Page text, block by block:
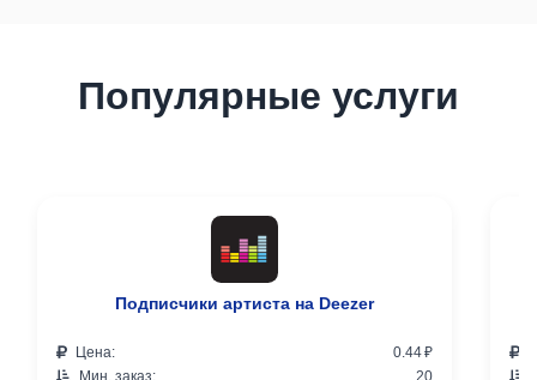
Популярные услуги
Подписчики артиста на Deezer
Цена:
0.44 ₽
Мин. заказ:
20